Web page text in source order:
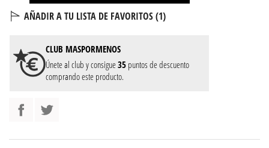
AÑADIR A TU LISTA DE FAVORITOS (1)
CLUB MASPORMENOS
Únete al club y consigue35 puntos de descuento
comprando este producto.